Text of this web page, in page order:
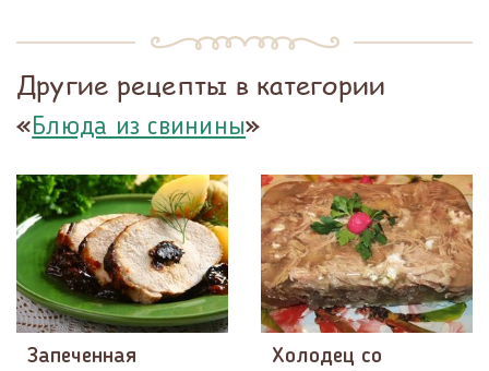
Другие рецепты в категории
«Блюда из свинины»
Запеченная
Холодец со